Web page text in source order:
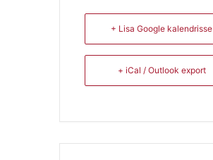
+ Lisa Google kalendrisse
+ iCal / Outlook export